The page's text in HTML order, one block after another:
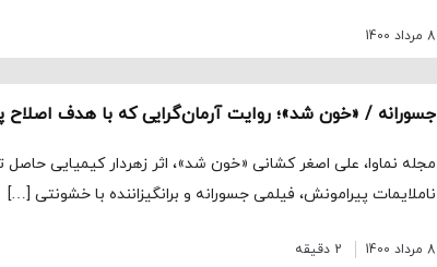
8 مرداد 1400
مجله نماوا، علی اصغر کشانی «خون شد»، اثر زهردار کیمیایی حاصل
ناملایمات پیرامونش، فیلمی جسورانه و برانگیزاننده با خشونتی […]
8 مرداد 1400 2 دقیقه